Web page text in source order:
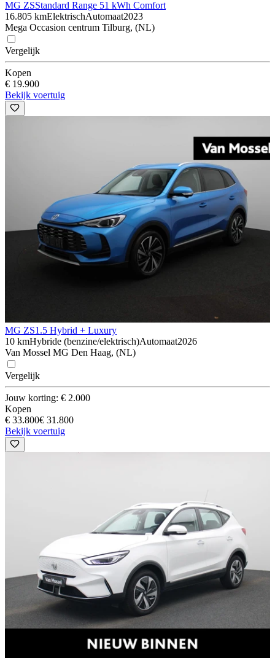
MG ZSStandard Range 51 kWh Comfort
16.805 kmElektrischAutomaat2023
Mega Occasion centrum Tilburg, (NL)
Vergelijk
Kopen
€ 19.900
Bekijk voertuig
MG ZS1.5 Hybrid + Luxury
10 kmHybride (benzine/elektrisch)Automaat2026
Van Mossel MG Den Haag, (NL)
Vergelijk
Jouw korting: € 2.000
Kopen
€ 33.800€ 31.800
Bekijk voertuig